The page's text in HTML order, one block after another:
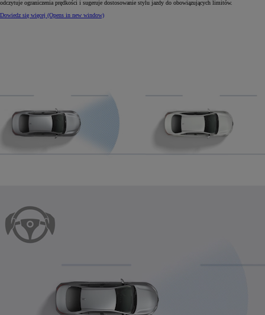
odczytuje ograniczenia prędkości i sugeruje dostosowanie stylu jazdy do obowiązujących limitów.
Dowiedz się więcej (Opens in new window)